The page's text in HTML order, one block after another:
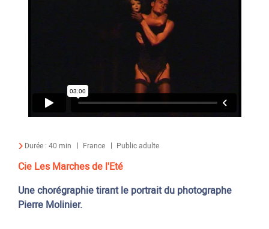
Durée : 40 min France Public adulte
Cie Les Marches de l'Eté
Une chorégraphie tirant le portrait du photographe
Pierre Molinier.